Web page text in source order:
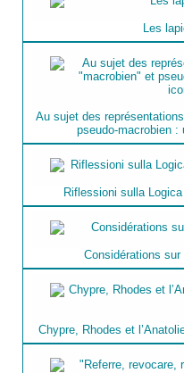
Les
Au sujet des
pseudo-macrobien :
Riflessioni sulla
Considérations sur
Chypre, Rhodes et